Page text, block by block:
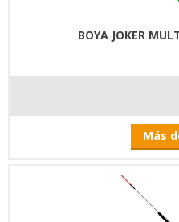
BOYA JOKER
Más